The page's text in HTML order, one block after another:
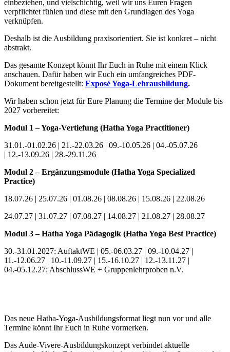
einbeziehen, und vielschichtig, weil wir uns Euren Fragen
verpflichtet fühlen und diese mit den Grundlagen des Yoga
verknüpfen.
Deshalb ist die Ausbildung praxisorientiert. Sie ist konkret – nicht
abstrakt.
Das gesamte Konzept könnt Ihr Euch in Ruhe mit einem Klick
anschauen. Dafür haben wir Euch ein umfangreiches PDF-
Dokument bereitgestellt: Exposé Yoga-Lehrausbildung.
Wir haben schon jetzt für Eure Planung die Termine der Module bis
2027 vorbereitet:
Modul 1 – Yoga-Vertiefung (Hatha Yoga Practitioner)
31.01.-01.02.26 | 21.-22.03.26 | 09.-10.05.26 | 04.-05.07.26
| 12.-13.09.26 | 28.-29.11.26
Modul 2 – Ergänzungsmodule (Hatha Yoga Specialized
Practice)
18.07.26 | 25.07.26 | 01.08.26 | 08.08.26 | 15.08.26 | 22.08.26
24.07.27 | 31.07.27 | 07.08.27 | 14.08.27 | 21.08.27 | 28.08.27
Modul 3 – Hatha Yoga Pädagogik (Hatha Yoga Best Practice)
30.-31.01.2027: AuftaktWE | 05.-06.03.27 | 09.-10.04.27 |
11.-12.06.27 | 10.-11.09.27 | 15.-16.10.27 | 12.-13.11.27 |
04.-05.12.27: AbschlussWE + Gruppenlehrproben n.V.
Das neue Hatha-Yoga-Ausbildungsformat liegt nun vor und alle
Termine könnt Ihr Euch in Ruhe vormerken.
Das Aude-Vivere-Ausbildungskonzept verbindet aktuelle